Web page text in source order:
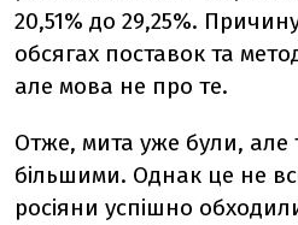
20,51% до 29,25%.
обсягах поставок та
але мова не про те.
Отже, мита уже були, але
більшими. Однак це не
росіяни успішно